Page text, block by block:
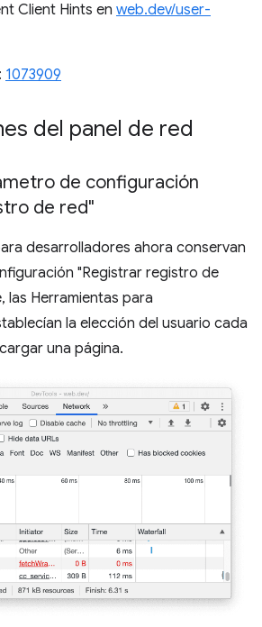
Client Hints en web.dev/user-
1073909
del panel de red
de configuración
de red"
desarrolladores ahora conservan
"Registrar registro de
las Herramientas para
la elección del usuario cada
una página.